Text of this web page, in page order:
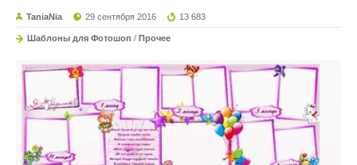
TaniaNia 29 сентября 2016 13 683
Шаблоны для Фотошоп / Прочее